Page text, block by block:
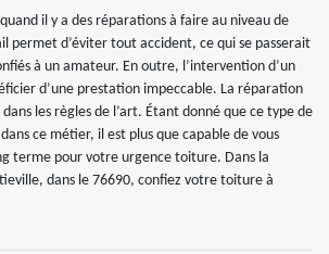
il y a des réparations à faire au niveau de
permet d’éviter tout accident, ce qui se passerait
à un amateur. En outre, l’intervention d’un
d’une prestation impeccable. La réparation
les règles de l’art. Étant donné que ce type de
ce métier, il est plus que capable de vous
terme pour votre urgence toiture. Dans la
dans le 76690, confiez votre toiture à